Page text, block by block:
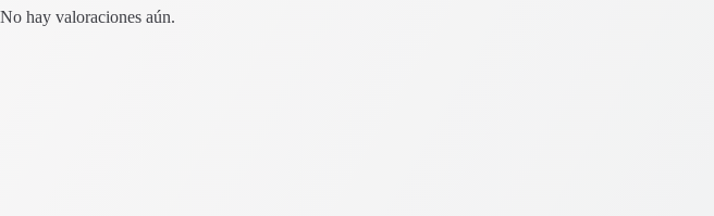
No hay valoraciones aún.